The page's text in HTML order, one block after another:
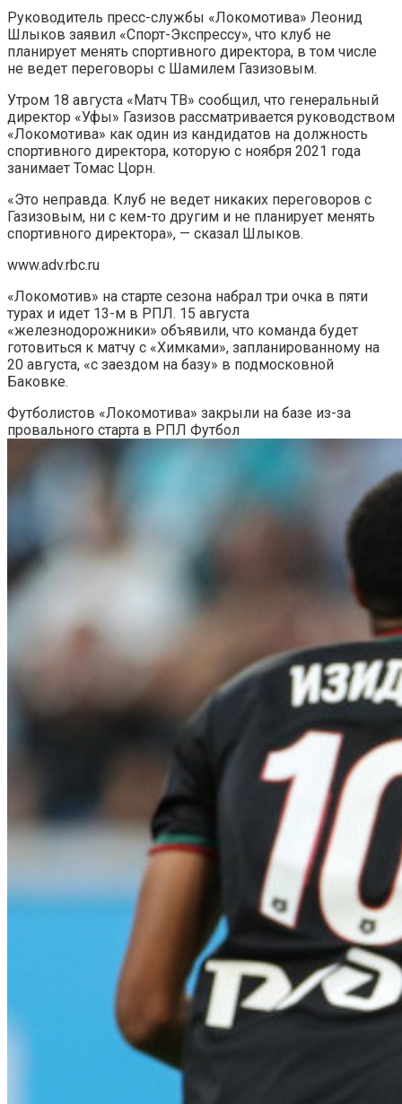
Руководитель пресс-службы «Локомотива» Леонид
Шлыков заявил «Спорт-Экспрессу», что клуб не
планирует менять спортивного директора, в том числе
не ведет переговоры с Шамилем Газизовым.
Утром 18 августа «Матч ТВ» сообщил, что генеральный
директор «Уфы» Газизов рассматривается руководством
«Локомотива» как один из кандидатов на должность
спортивного директора, которую с ноября 2021 года
занимает Томас Цорн.
«Это неправда. Клуб не ведет никаких переговоров с
Газизовым, ни с кем-то другим и не планирует менять
спортивного директора», — сказал Шлыков.
www.adv.rbc.ru
«Локомотив» на старте сезона набрал три очка в пяти
турах и идет 13-м в РПЛ. 15 августа
«железнодорожники» объявили, что команда будет
готовиться к матчу с «Химками», запланированному на
20 августа, «с заездом на базу» в подмосковной
Баковке.
Футболистов «Локомотива» закрыли на базе из-за
провального старта в РПЛ Футбол